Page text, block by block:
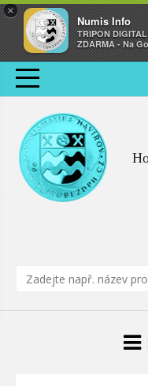
×
Numis Info
TRIPON
ZDARMA - Na